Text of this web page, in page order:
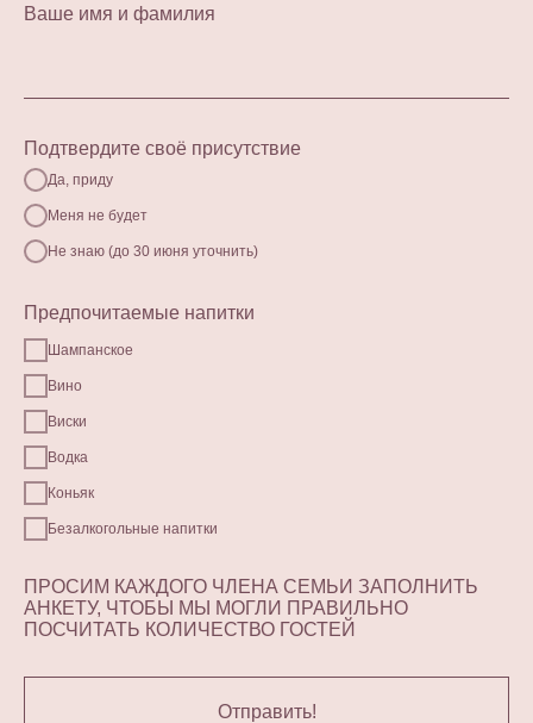
Ваше имя и фамилия
Подтвердите своё присутствие
Да, приду
Меня не будет
Не знаю (до 30 июня уточнить)
Предпочитаемые напитки
Шампанское
Вино
Виски
Водка
Коньяк
Безалкогольные напитки
ПРОСИМ КАЖДОГО ЧЛЕНА СЕМЬИ ЗАПОЛНИТЬ
АНКЕТУ, ЧТОБЫ МЫ МОГЛИ ПРАВИЛЬНО
ПОСЧИТАТЬ КОЛИЧЕСТВО ГОСТЕЙ
Отправить!